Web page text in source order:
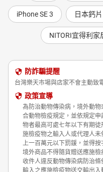
iPhone SE 3 日本鈣片
NITORI宜得利家
防詐騙提醒
台灣樂天市場與店家不會主動致
政策宣導
為防治動物傳染病，境外動
合動物檢疫規定，並依規定
物者最高可處七年以下有期
施檢疫物之輸入人或代理人
上一百萬元以下罰鍰，並得按
境外商品不得隨貨贈送應施檢
收件人違反動物傳染病防治
輸入之應施檢疫物送交輸出